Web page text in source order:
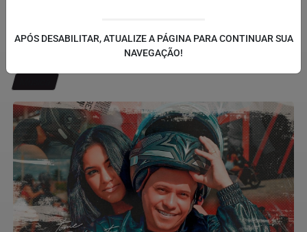
APÓS DESABILITAR, ATUALIZE A PÁGINA PARA CONTINUAR SUA
NAVEGAÇÃO!